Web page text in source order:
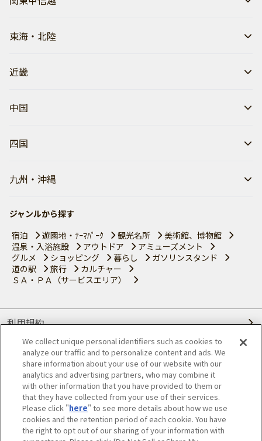
東海・北陸
近畿
中国
四国
九州・沖縄
ジャンルから探す
宿泊
遊園地・ﾃｰﾏﾊﾟｰｸ 観光名所
美術館、博物館
温泉・入浴施設
アウトドア
アミューズメント
グルメ
ショッピング 暮らし
ガソリンスタンド
道の駅
旅行
カルチャー
ＳＡ・ＰＡ（サービスエリア）
利用規約
個人情報の取り扱いについて
会員優待サービスの提携をご検討の方へ
JAFホームページ
© JAPAN AUTOMOBILE FEDERATION. All rights reserved.
We collect unique personal identifiers such as cookies to
analyze our traffic and to personalize content and ads. We
share information about your use of our website with our
analytics and advertising partners, who may combine it
with other information that you have provided to them or
that they have collected from your use of their services.
Please click "here" to see more details about how we use
cookies and the retention period of each cookie. You have
the right to opt out of our sharing of your information with